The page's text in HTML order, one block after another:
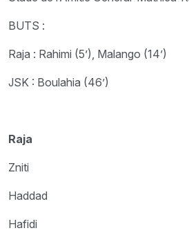
BUTS :
Raja : Rahimi (5’), Malango (14’)
JSK : Boulahia (46’)
Raja
Zniti
Haddad
Hafidi